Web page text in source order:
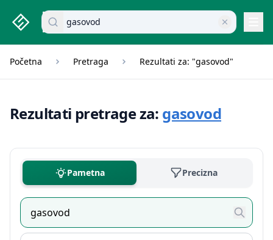
studenti.rs home page
Pretraži dokumente
Početna Pretraga Rezultati za: "gasovod"
Rezultati pretrage za: gasovod
Pametna Precizna